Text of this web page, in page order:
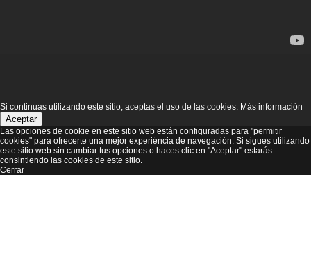
Si continuas utilizando este sitio, aceptas el uso de las cookies. Más información
Aceptar
Las opciones de cookie en este sitio web están configuradas para "permitir
cookies" para ofrecerte una mejor experiéncia de navegación. Si sigues utilizando
este sitio web sin cambiar tus opciones o haces clic en "Aceptar" estarás
consintiendo las cookies de este sitio.
Cerrar